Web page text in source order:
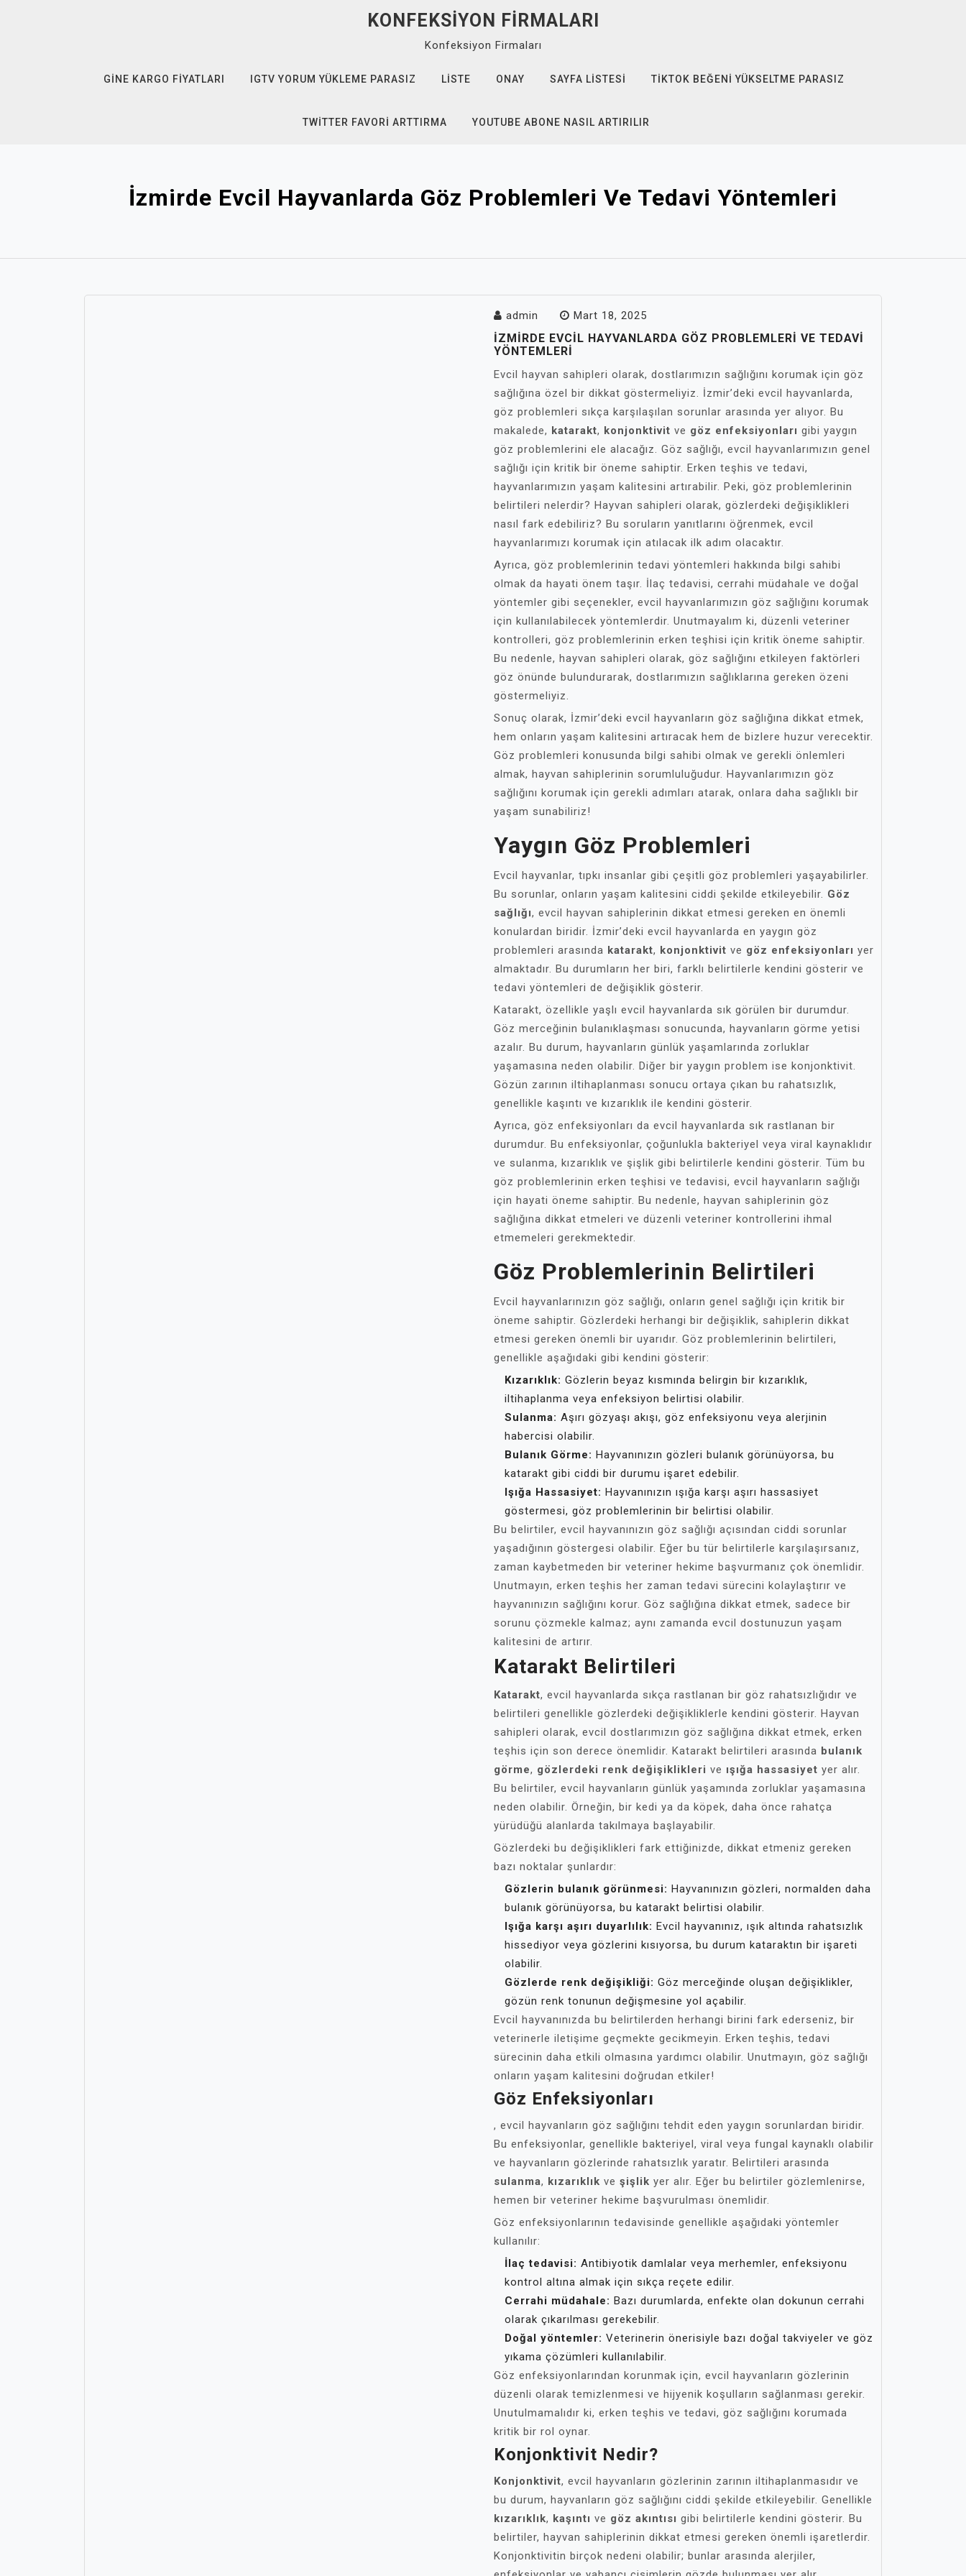
KONFEKSIYON FIRMALARI
Konfeksiyon Firmaları
GINE KARGO FIYATLARI IGTV YORUM YÜKLEME PARASIZ LISTE ONAY SAYFA LISTESI TIKTOK BEĞENI YÜKSELTME PARASIZ
TWITTER FAVORI ARTTIRMA YOUTUBE ABONE NASIL ARTIRILIR
İzmirde Evcil Hayvanlarda Göz Problemleri Ve Tedavi Yöntemleri
admin Mart 18, 2025
İZMIRDE EVCIL HAYVANLARDA GÖZ PROBLEMLERI VE TEDAVI
YÖNTEMLERI
Evcil hayvan sahipleri olarak, dostlarımızın sağlığını korumak için göz
sağlığına özel bir dikkat göstermeliyiz. İzmir’deki evcil hayvanlarda,
göz problemleri sıkça karşılaşılan sorunlar arasında yer alıyor. Bu
makalede, katarakt, konjonktivit ve göz enfeksiyonları gibi yaygın
göz problemlerini ele alacağız. Göz sağlığı, evcil hayvanlarımızın genel
sağlığı için kritik bir öneme sahiptir. Erken teşhis ve tedavi,
hayvanlarımızın yaşam kalitesini artırabilir. Peki, göz problemlerinin
belirtileri nelerdir? Hayvan sahipleri olarak, gözlerdeki değişiklikleri
nasıl fark edebiliriz? Bu soruların yanıtlarını öğrenmek, evcil
hayvanlarımızı korumak için atılacak ilk adım olacaktır.
Ayrıca, göz problemlerinin tedavi yöntemleri hakkında bilgi sahibi
olmak da hayati önem taşır. İlaç tedavisi, cerrahi müdahale ve doğal
yöntemler gibi seçenekler, evcil hayvanlarımızın göz sağlığını korumak
için kullanılabilecek yöntemlerdir. Unutmayalım ki, düzenli veteriner
kontrolleri, göz problemlerinin erken teşhisi için kritik öneme sahiptir.
Bu nedenle, hayvan sahipleri olarak, göz sağlığını etkileyen faktörleri
göz önünde bulundurarak, dostlarımızın sağlıklarına gereken özeni
göstermeliyiz.
Sonuç olarak, İzmir’deki evcil hayvanların göz sağlığına dikkat etmek,
hem onların yaşam kalitesini artıracak hem de bizlere huzur verecektir.
Göz problemleri konusunda bilgi sahibi olmak ve gerekli önlemleri
almak, hayvan sahiplerinin sorumluluğudur. Hayvanlarımızın göz
sağlığını korumak için gerekli adımları atarak, onlara daha sağlıklı bir
yaşam sunabiliriz!
Yaygın Göz Problemleri
Evcil hayvanlar, tıpkı insanlar gibi çeşitli göz problemleri yaşayabilirler.
Bu sorunlar, onların yaşam kalitesini ciddi şekilde etkileyebilir. Göz
sağlığı, evcil hayvan sahiplerinin dikkat etmesi gereken en önemli
konulardan biridir. İzmir’deki evcil hayvanlarda en yaygın göz
problemleri arasında katarakt, konjonktivit ve göz enfeksiyonları yer
almaktadır. Bu durumların her biri, farklı belirtilerle kendini gösterir ve
tedavi yöntemleri de değişiklik gösterir.
Katarakt, özellikle yaşlı evcil hayvanlarda sık görülen bir durumdur.
Göz merceğinin bulanıklaşması sonucunda, hayvanların görme yetisi
azalır. Bu durum, hayvanların günlük yaşamlarında zorluklar
yaşamasına neden olabilir. Diğer bir yaygın problem ise konjonktivit.
Gözün zarının iltihaplanması sonucu ortaya çıkan bu rahatsızlık,
genellikle kaşıntı ve kızarıklık ile kendini gösterir.
Ayrıca, göz enfeksiyonları da evcil hayvanlarda sık rastlanan bir
durumdur. Bu enfeksiyonlar, çoğunlukla bakteriyel veya viral kaynaklıdır
ve sulanma, kızarıklık ve şişlik gibi belirtilerle kendini gösterir. Tüm bu
göz problemlerinin erken teşhisi ve tedavisi, evcil hayvanların sağlığı
için hayati öneme sahiptir. Bu nedenle, hayvan sahiplerinin göz
sağlığına dikkat etmeleri ve düzenli veteriner kontrollerini ihmal
etmemeleri gerekmektedir.
Göz Problemlerinin Belirtileri
Evcil hayvanlarınızın göz sağlığı, onların genel sağlığı için kritik bir
öneme sahiptir. Gözlerdeki herhangi bir değişiklik, sahiplerin dikkat
etmesi gereken önemli bir uyarıdır. Göz problemlerinin belirtileri,
genellikle aşağıdaki gibi kendini gösterir:
Kızarıklık: Gözlerin beyaz kısmında belirgin bir kızarıklık,
iltihaplanma veya enfeksiyon belirtisi olabilir.
Sulanma: Aşırı gözyaşı akışı, göz enfeksiyonu veya alerjinin
habercisi olabilir.
Bulanık Görme: Hayvanınızın gözleri bulanık görünüyorsa, bu
katarakt gibi ciddi bir durumu işaret edebilir.
Işığa Hassasiyet: Hayvanınızın ışığa karşı aşırı hassasiyet
göstermesi, göz problemlerinin bir belirtisi olabilir.
Bu belirtiler, evcil hayvanınızın göz sağlığı açısından ciddi sorunlar
yaşadığının göstergesi olabilir. Eğer bu tür belirtilerle karşılaşırsanız,
zaman kaybetmeden bir veteriner hekime başvurmanız çok önemlidir.
Unutmayın, erken teşhis her zaman tedavi sürecini kolaylaştırır ve
hayvanınızın sağlığını korur. Göz sağlığına dikkat etmek, sadece bir
sorunu çözmekle kalmaz; aynı zamanda evcil dostunuzun yaşam
kalitesini de artırır.
Katarakt Belirtileri
Katarakt, evcil hayvanlarda sıkça rastlanan bir göz rahatsızlığıdır ve
belirtileri genellikle gözlerdeki değişikliklerle kendini gösterir. Hayvan
sahipleri olarak, evcil dostlarımızın göz sağlığına dikkat etmek, erken
teşhis için son derece önemlidir. Katarakt belirtileri arasında bulanık
görme, gözlerdeki renk değişiklikleri ve ışığa hassasiyet yer alır.
Bu belirtiler, evcil hayvanların günlük yaşamında zorluklar yaşamasına
neden olabilir. Örneğin, bir kedi ya da köpek, daha önce rahatça
yürüdüğü alanlarda takılmaya başlayabilir.
Gözlerdeki bu değişiklikleri fark ettiğinizde, dikkat etmeniz gereken
bazı noktalar şunlardır:
Gözlerin bulanık görünmesi: Hayvanınızın gözleri, normalden daha
bulanık görünüyorsa, bu katarakt belirtisi olabilir.
Işığa karşı aşırı duyarlılık: Evcil hayvanınız, ışık altında rahatsızlık
hissediyor veya gözlerini kısıyorsa, bu durum kataraktın bir işareti
olabilir.
Gözlerde renk değişikliği: Göz merceğinde oluşan değişiklikler,
gözün renk tonunun değişmesine yol açabilir.
Evcil hayvanınızda bu belirtilerden herhangi birini fark ederseniz, bir
veterinerle iletişime geçmekte gecikmeyin. Erken teşhis, tedavi
sürecinin daha etkili olmasına yardımcı olabilir. Unutmayın, göz sağlığı
onların yaşam kalitesini doğrudan etkiler!
Göz Enfeksiyonları
, evcil hayvanların göz sağlığını tehdit eden yaygın sorunlardan biridir.
Bu enfeksiyonlar, genellikle bakteriyel, viral veya fungal kaynaklı olabilir
ve hayvanların gözlerinde rahatsızlık yaratır. Belirtileri arasında
sulanma, kızarıklık ve şişlik yer alır. Eğer bu belirtiler gözlemlenirse,
hemen bir veteriner hekime başvurulması önemlidir.
Göz enfeksiyonlarının tedavisinde genellikle aşağıdaki yöntemler
kullanılır:
İlaç tedavisi: Antibiyotik damlalar veya merhemler, enfeksiyonu
kontrol altına almak için sıkça reçete edilir.
Cerrahi müdahale: Bazı durumlarda, enfekte olan dokunun cerrahi
olarak çıkarılması gerekebilir.
Doğal yöntemler: Veterinerin önerisiyle bazı doğal takviyeler ve göz
yıkama çözümleri kullanılabilir.
Göz enfeksiyonlarından korunmak için, evcil hayvanların gözlerinin
düzenli olarak temizlenmesi ve hijyenik koşulların sağlanması gerekir.
Unutulmamalıdır ki, erken teşhis ve tedavi, göz sağlığını korumada
kritik bir rol oynar.
Konjonktivit Nedir?
Konjonktivit, evcil hayvanların gözlerinin zarının iltihaplanmasıdır ve
bu durum, hayvanların göz sağlığını ciddi şekilde etkileyebilir. Genellikle
kızarıklık, kaşıntı ve göz akıntısı gibi belirtilerle kendini gösterir. Bu
belirtiler, hayvan sahiplerinin dikkat etmesi gereken önemli işaretlerdir.
Konjonktivitin birçok nedeni olabilir; bunlar arasında alerjiler,